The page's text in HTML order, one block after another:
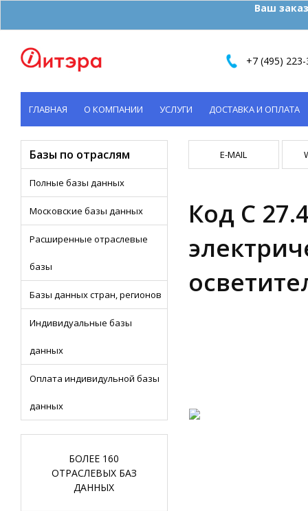
Ваш
+7 (495)
ГЛАВНАЯ О КОМПАНИИ УСЛУГИ ДОСТАВКА И ОПЛАТА
КОНТАКТЫ
Базы по отраслям
Полные базы данных
Московские базы данных
Расширенные отраслевые
базы
Базы данных стран, регионов
Индивидуальные базы
данных
Оплата индивидульной базы
данных
БОЛЕЕ 160
ОТРАСЛЕВЫХ БАЗ
ДАННЫХ
E-MAIL
Код C